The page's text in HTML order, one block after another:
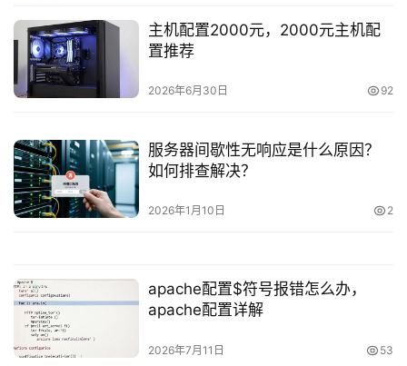
主机配置2000元，2000元主机配
置推荐
2026年6月30日 92
服务器间歇性无响应是什么原因？
如何排查解决？
2026年1月10日 2
apache配置$符号报错怎么办，
apache配置详解
2026年7月11日 53